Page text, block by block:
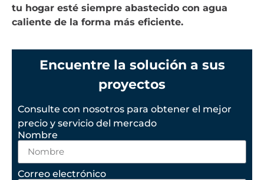
tu hogar esté siempre abastecido con agua
caliente de la forma más eficiente.
Encuentre la solución a sus
proyectos
Consulte con nosotros para obtener el mejor
precio y servicio del mercado
Nombre
Correo electrónico